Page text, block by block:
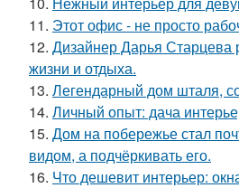
11. Этот офис - не просто
12. Дизайнер Дарья Старцева
жизни и отдыха.
13. Легендарный дом шталя,
14. Личный опыт: дача
15. Дом на побережье стал
видом, а подчёркивать его.
16. Что дешевит интерьер: